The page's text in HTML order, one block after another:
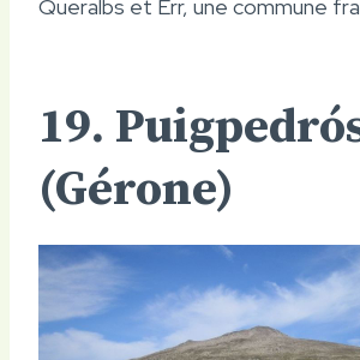
Queralbs et Err, une commune
19.
(Gérone)